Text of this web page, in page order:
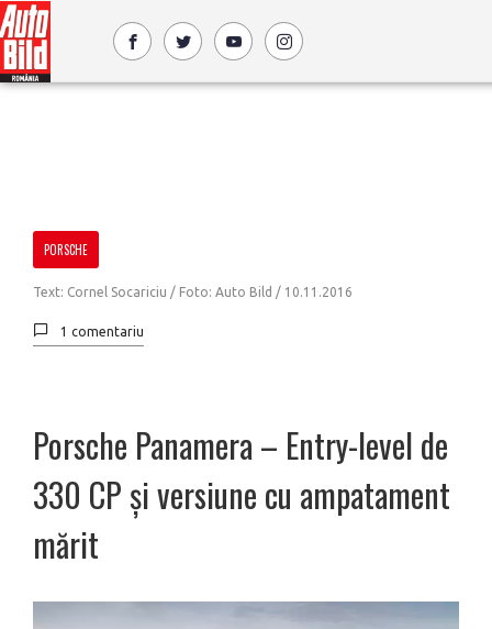
PORSCHE
Text: Cornel Socariciu / Foto: Auto Bild / 10.11.2016
1 comentariu
Porsche Panamera – Entry-level de
330 CP și versiune cu ampatament
mărit